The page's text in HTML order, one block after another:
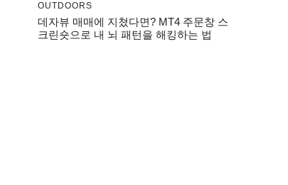
OUTDOORS
데자뷰 매매에 지쳤다면? MT4 주문창 스
크린숏으로 내 뇌 패턴을 해킹하는 법